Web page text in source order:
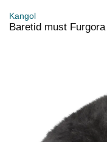
Kangol
Baretid must